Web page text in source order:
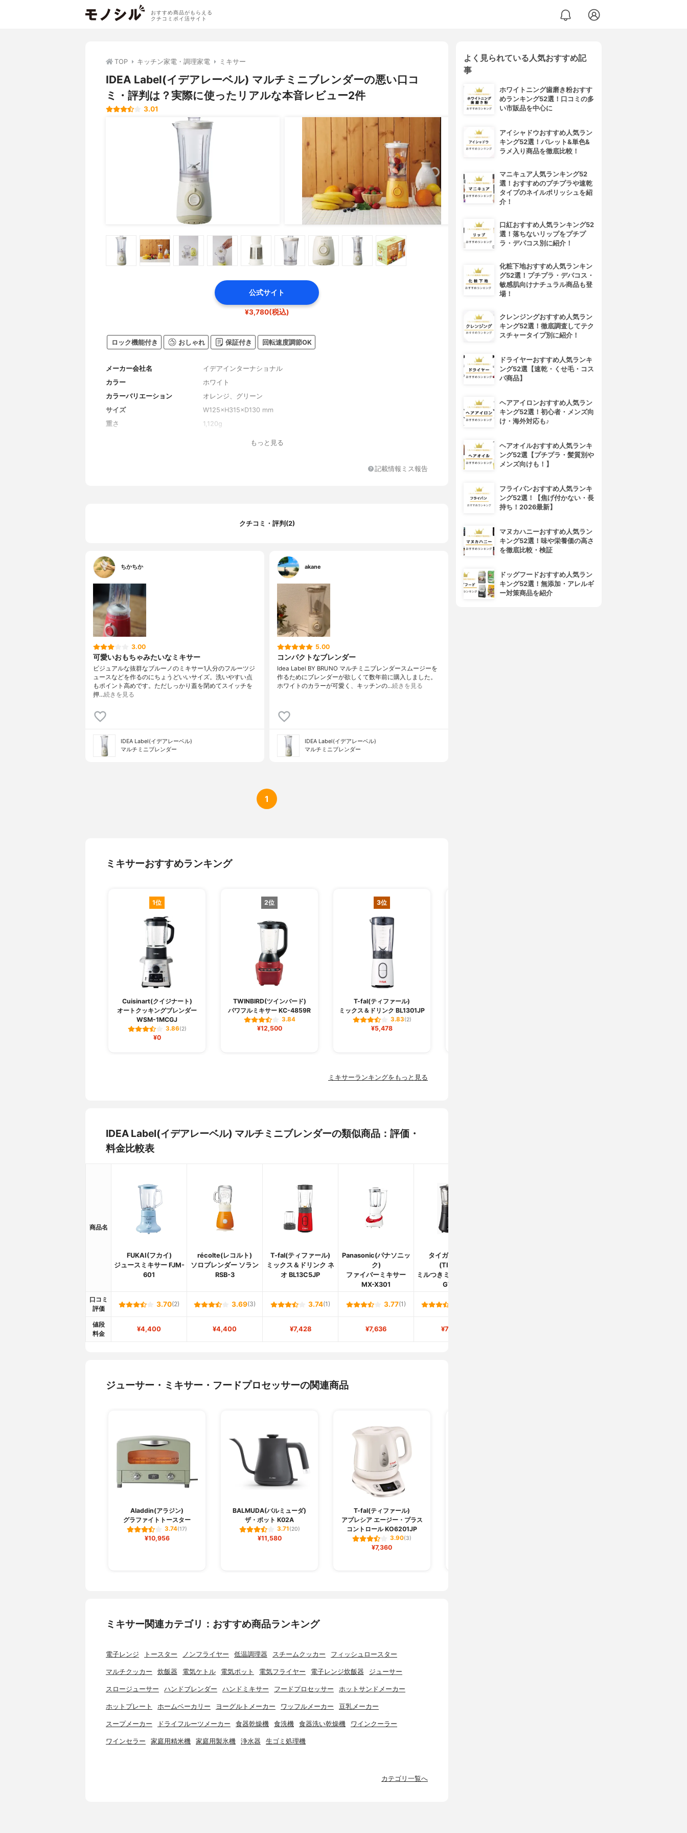
おすすめ商品がもらえる
クチコミポイ活サイト
TOP キッチン家電・調理家電 ミキサー
IDEA Label(イデアレーベル) マルチミニブレンダーの悪い口コ
ミ・評判は？実際に使ったリアルな本音レビュー2件
3.01
公式サイト
¥3,780(税込)
ロック機能付き おしゃれ 保証付き 回転速度調節OK
メーカー会社名
イデアインターナショナル
カラー
ホワイト
カラーバリエーション
オレンジ、グリーン
サイズ
W125×H315×D130 mm
重さ
1,120g
もっと見る
記載情報ミス報告
クチコミ・評判(2)
ちかちか
3.00
可愛いおもちゃみたいなミキサー
ビジュアルな抜群なブルーノのミキサー1人分のフルーツジ
ュースなどを作るのにちょうどいいサイズ。洗いやすい点
もポイント高めです。ただしっかり蓋を閉めてスイッチを
押…続きを見る
IDEA Label(イデアレーベル)
マルチミニブレンダー
akane
5.00
コンパクトなブレンダー
Idea Label BY BRUNO マルチミニブレンダースムージーを
作るためにブレンダーが欲しくて数年前に購入しました。
ホワイトのカラーが可愛く、キッチンの…続きを見る
IDEA Label(イデアレーベル)
マルチミニブレンダー
1
ミキサーおすすめランキング
1位
Cuisinart(クイジナート)
オートクッキングブレンダー
WSM-1MCGJ
3.86(2)
¥0
2位
TWINBIRD(ツインバード)
パワフルミキサー KC-4859R
3.84
¥12,500
3位
T-fal(ティファール)
ミックス＆ドリンク BL1301JP
3.83(2)
¥5,478
ミキサーランキングをもっと見る
IDEA Label(イデアレーベル) マルチミニブレンダーの類似商品：評価・
料金比較表
商品名
FUKAI(フカイ)
ジュースミキサー FJM-
601
récolte(レコルト)
ソロブレンダー ソラン
RSB-3
T-fal(ティファール)
ミックス＆ドリンク ネ
オ BL13C5JP
Panasonic(パナソニッ
ク)
ファイバーミキサー
MX-X301
タイガー魔法瓶
(TIGER)
ミルつきミキサー SKS-
G700
口コミ
評価
3.70(2) 3.69(3) 3.74(1) 3.77(1)
値段
料金
¥4,400 ¥4,400 ¥7,428 ¥7,636 ¥7,229
ジューサー・ミキサー・フードプロセッサーの関連商品
Aladdin(アラジン)
グラファイトトースター
3.74(17)
¥10,956
BALMUDA(バルミューダ)
ザ・ポット K02A
3.71(20)
¥11,580
T-fal(ティファール)
アプレシア エージー・プラス
コントロール KO6201JP
3.90(3)
¥7,360
ミキサー関連カテゴリ：おすすめ商品ランキング
電子レンジ トースター ノンフライヤー 低温調理器 スチームクッカー フィッシュロースター
マルチクッカー 炊飯器 電気ケトル 電気ポット 電気フライヤー 電子レンジ炊飯器 ジューサー
スロージューサー ハンドブレンダー ハンドミキサー フードプロセッサー ホットサンドメーカー
ホットプレート ホームベーカリー ヨーグルトメーカー ワッフルメーカー 豆乳メーカー
スープメーカー ドライフルーツメーカー 食器乾燥機 食洗機 食器洗い乾燥機 ワインクーラー
ワインセラー 家庭用精米機 家庭用製氷機 浄水器 生ゴミ処理機
カテゴリ一覧へ
よく見られている人気おすすめ記
事
ホワイトニング歯磨き粉おすす
めランキング52選！口コミの多
い市販品を中心に
アイシャドウおすすめ人気ラン
キング52選！パレット&単色&
ラメ入り商品を徹底比較！
マニキュア人気ランキング52
選！おすすめのプチプラや速乾
タイプのネイルポリッシュを紹
介！
口紅おすすめ人気ランキング52
選！落ちないリップをプチプ
ラ・デパコス別に紹介！
化粧下地おすすめ人気ランキン
グ52選！プチプラ・デパコス・
敏感肌向けナチュラル商品も登
場！
クレンジングおすすめ人気ラン
キング52選！徹底調査してテク
スチャータイプ別に紹介！
ドライヤーおすすめ人気ランキ
ング52選【速乾・くせ毛・コス
パ商品】
ヘアアイロンおすすめ人気ラン
キング52選！初心者・メンズ向
け・海外対応も♪
ヘアオイルおすすめ人気ランキ
ング52選【プチプラ・髪質別や
メンズ向けも！】
フライパンおすすめ人気ランキ
ング52選！【焦げ付かない・長
持ち！2026最新】
マヌカハニーおすすめ人気ラン
キング52選！味や栄養価の高さ
を徹底比較・検証
ドッグフードおすすめ人気ラン
キング52選！無添加・アレルギ
ー対策商品を紹介